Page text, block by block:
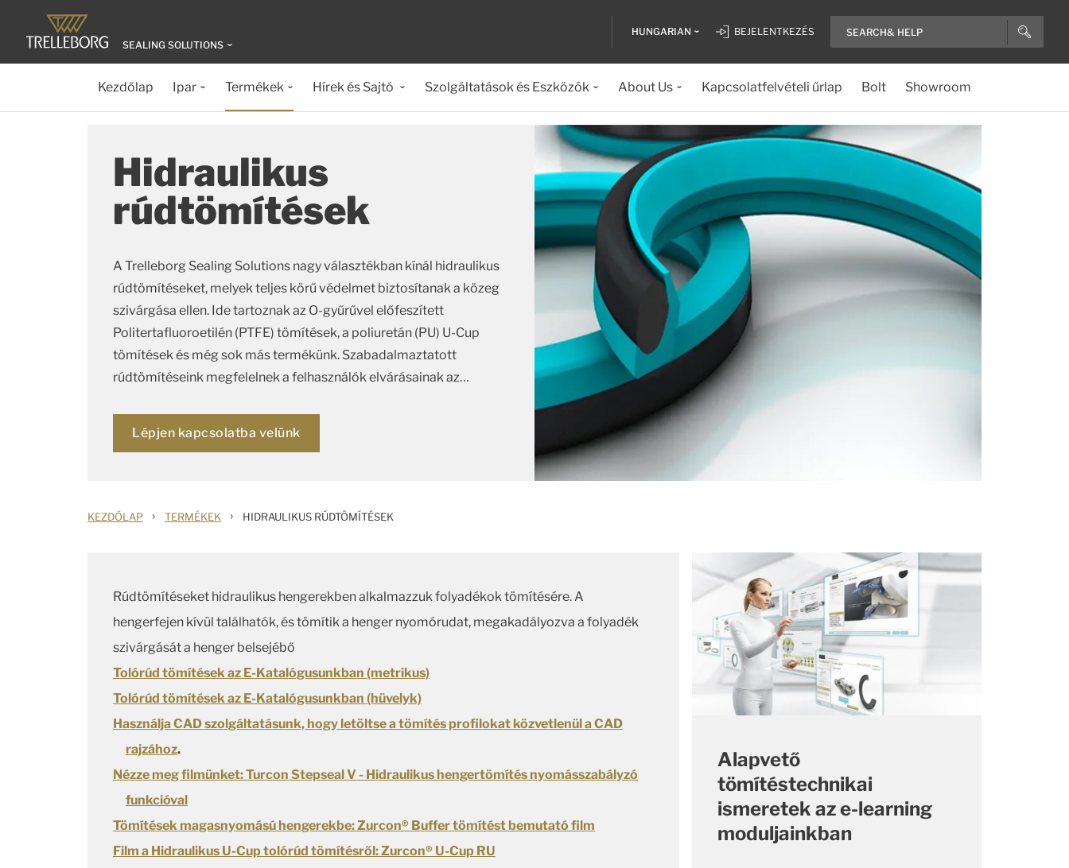
SEALING SOLUTIONS
HUNGARIAN BEJELENTKEZÉS
Kezdőlap Ipar Termékek Hírek és Sajtó Szolgáltatások és Eszközök About Us Kapcsolatfelvételi űrlap Bolt Showroom
Hidraulikus
rúdtömítések
A Trelleborg Sealing Solutions nagy választékban kínál hidraulikus
rúdtömítéseket, melyek teljes körű védelmet biztosítanak a közeg
szivárgása ellen. Ide tartoznak az O-gyűrűvel előfeszített
Politertafluoroetilén (PTFE) tömítések, a poliuretán (PU) U-Cup
tömítések és még sok más termékünk. Szabadalmaztatott
rúdtömítéseink megfelelnek a felhasználók elvárásainak az…
Lépjen kapcsolatba velünk
KEZDŐLAP › TERMÉKEK › HIDRAULIKUS RÚDTÖMÍTÉSEK
Rúdtömítéseket hidraulikus hengerekben alkalmazzuk folyadékok tömítésére. A
hengerfejen kívül találhatók, és tömítik a henger nyomórudat, megakadályozva a folyadék
szivárgását a henger belsejébő
Tolórúd tömítések az E-Katalógusunkban (metrikus)
Tolórúd tömítések az E-Katalógusunkban (hüvelyk)
Használja CAD szolgáltatásunk, hogy letöltse a tömítés profilokat közvetlenül a CAD
rajzához.
Nézze meg filmünket: Turcon Stepseal V - Hidraulikus hengertömítés nyomásszabályzó
funkcióval
Tömítések magasnyomású hengerekbe: Zurcon® Buffer tömítést bemutató film
Film a Hidraulikus U-Cup tolórúd tömítésről: Zurcon® U-Cup RU
Alapvető
tömítéstechnikai
ismeretek az e-learning
moduljainkban